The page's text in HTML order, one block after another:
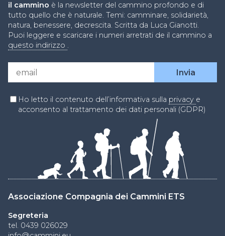
Associazione Compagnia dei Cammini ETS
Segreteria
tel. 0439 026029
il cammino è la newsletter del cammino profondo e di
tutto quello che è naturale. Temi: camminare, solidarietà,
natura, benessere, decrescita. Scritta da Luca Gianotti.
Puoi leggere e scaricare i numeri arretrati de il cammino a
questo indirizzo .
Ho letto il contenuto dell’informativa sulla privacy e
acconsento al trattamento dei dati personali (GDPR)